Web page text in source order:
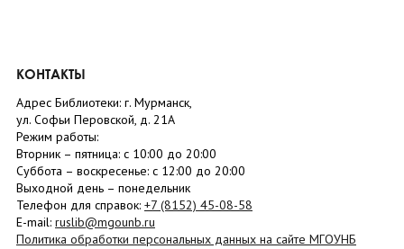
КОНТАКТЫ
Адрес Библиотеки: г. Мурманск,
ул. Софьи Перовской, д. 21А
Режим работы:
Вторник – пятница: с 10:00 до 20:00
Суббота – воскресенье: c 12:00 до 20:00
Выходной день – понедельник
Телефон для справок: +7 (8152) 45-08-58
E-mail: ruslib@mgounb.ru
Политика обработки персональных данных на сайте МГОУНБ